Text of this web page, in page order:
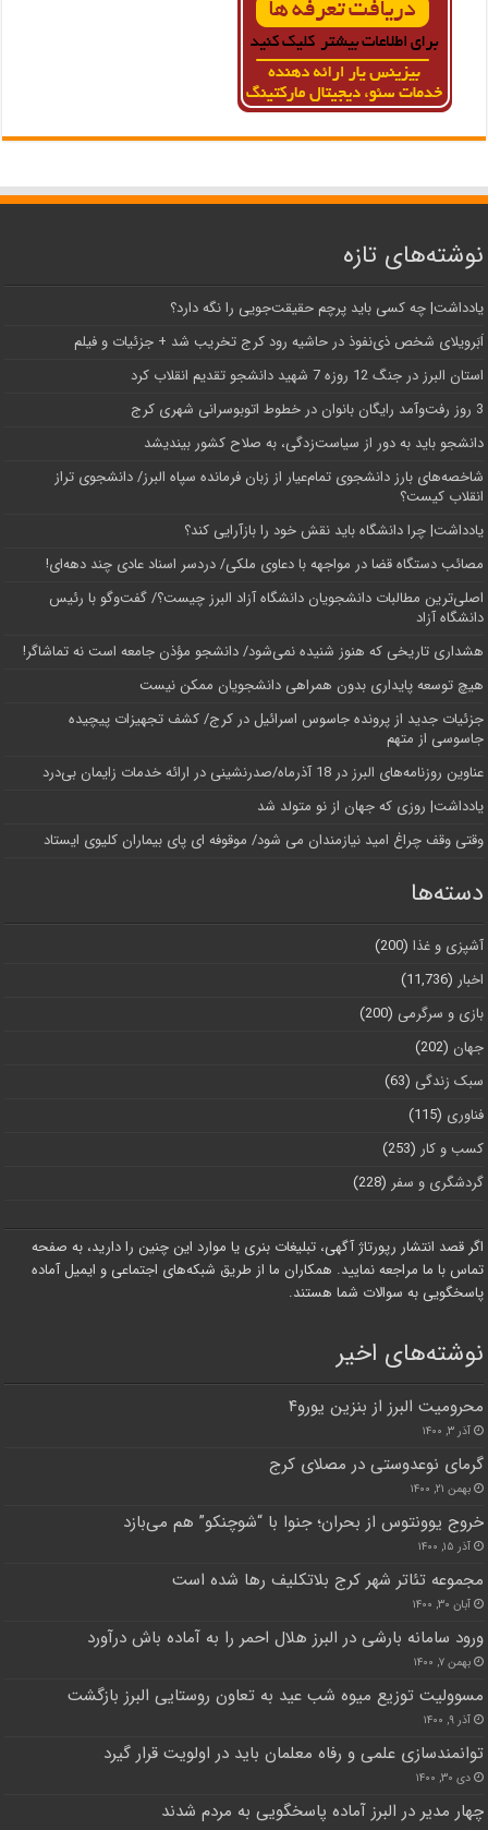
نوشته‌های تازه
یادداشت| ‌چه کسی باید پرچم حقیقت‌جویی را نگه دارد؟
اَبَر‌ویلای شخص ذی‌نفوذ در حاشیه‌ رود کرج تخریب شد + جزئیات و فیلم
استان البرز در جنگ 12 روزه 7 شهید دانشجو تقدیم انقلاب کرد
3 روز رفت‌وآمد رایگان بانوان در خطوط اتوبوسرانی شهری کرج
دانشجو باید به دور از سیاست‌زدگی، به صلاح کشور بیندیشد
شاخصه‌های بارز دانشجوی تمام‌عیار از زبان فرمانده سپاه البرز/ دانشجوی تراز
انقلاب کیست؟
یادداشت| چرا دانشگاه باید نقش خود را بازآرایی کند؟
مصائب دستگاه قضا در مواجهه با دعاوی ملکی/ دردسر اسناد عادی چند‌ دهه‌ای!
اصلی‌ترین مطالبات دانشجویان دانشگاه آزاد البرز چیست؟/ گفت‌وگو با رئیس
دانشگاه آز‌اد
هشداری تاریخی که هنوز شنیده نمی‌شود/ دانشجو مؤذن جامعه است نه تماشاگر!
هیچ توسعه پایداری بدون همراهی دانشجویان ممکن نیست
جزئیات جدید از پرونده جاسوس اسرائیل در کرج/‌ کشف تجهیزات پیچیده
جاسوسی از متهم
عناوین روزنامه‌های البرز در ‌18 آذرماه/صدرنشینی در ارائه خدمات زایمان بی‌درد
یادداشت| روزی که جهان از نو متولد شد
وقتی وقف چراغ امید نیازمندان می شود/ موقوفه ای پای بیماران کلیوی ایستاد
دسته‌ها
آشپزی و غذا (200)
اخبار (11,736)
بازی و سرگرمی (200)
جهان (202)
سبک زندگی (63)
فناوری (115)
کسب و کار (253)
گردشگری و سفر (228)
اگر قصد انتشار رپورتاژ آگهی، تبلیغات بنری یا موارد این چنین را دارید، به صفحه
تماس با ما مراجعه نمایید. همکاران ما از طریق شبکه‌های اجتماعی و ایمیل آماده
پاسخگویی به سوالات شما هستند.
نوشته‌های اخیر
محرومیت البرز از بنزین یورو۴
آذر ۳, ۱۴۰۰
گرمای نوعدوستی در مصلای کرج
بهمن ۲۱, ۱۴۰۰
خروج یوونتوس از بحران؛ جنوا با “شوچنکو” هم می‌بازد
آذر ۱۵, ۱۴۰۰
مجموعه تئاتر شهر کرج بلاتکلیف رها شده است
آبان ۳۰, ۱۴۰۰
ورود سامانه بارشی در البرز هلال احمر را به آماده باش درآورد
بهمن ۷, ۱۴۰۰
مسوولیت توزیع میوه شب عید به تعاون روستایی البرز بازگشت
آذر ۹, ۱۴۰۰
توانمندسازی علمی و رفاه معلمان باید در اولویت قرار گیرد
دی ۳۰, ۱۴۰۰
چهار مدیر در البرز آماده پاسخگویی به مردم شدند